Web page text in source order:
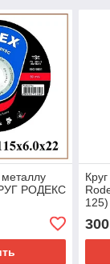
РОДЕКС
125)
300